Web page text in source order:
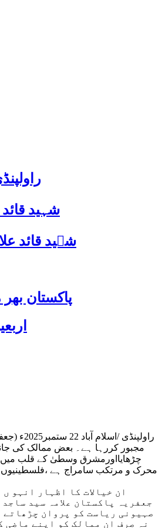
شہید
شہید قائد علامہ عارف حسین
پاکستان بھر میں اربعین حسینی 2026 عقیدت،
اربعین حسینی 2026:
مجبور کررہا ہے۔ بعض ممالک کی
چڑھایااورمشرق وسطیٰ کے قلب میں
محرک و مرتکب سامراج ہے ،فلسطینیوں
ان خیالات کا اظہار انہو
جعفریہ پاکستان علامہ سید
صہیونی ریاست کو پروان
نہ صرف ان ممالک کو اپنے ماضی